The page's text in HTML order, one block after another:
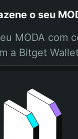
o seu
MODA com
a Bitget